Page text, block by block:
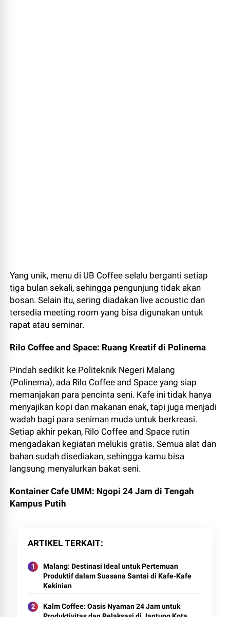
Yang unik, menu di UB Coffee selalu berganti setiap
tiga bulan sekali, sehingga pengunjung tidak akan
bosan. Selain itu, sering diadakan live acoustic dan
tersedia meeting room yang bisa digunakan untuk
rapat atau seminar.
Rilo Coffee and Space: Ruang Kreatif di Polinema
Pindah sedikit ke Politeknik Negeri Malang
(Polinema), ada Rilo Coffee and Space yang siap
memanjakan para pencinta seni. Kafe ini tidak hanya
menyajikan kopi dan makanan enak, tapi juga menjadi
wadah bagi para seniman muda untuk berkreasi.
Setiap akhir pekan, Rilo Coffee and Space rutin
mengadakan kegiatan melukis gratis. Semua alat dan
bahan sudah disediakan, sehingga kamu bisa
langsung menyalurkan bakat seni.
Kontainer Cafe UMM: Ngopi 24 Jam di Tengah
Kampus Putih
ARTIKEL TERKAIT
Malang: Destinasi Ideal untuk Pertemuan
Produktif dalam Suasana Santai di Kafe-Kafe
Kekinian
Kalm Coffee: Oasis Nyaman 24 Jam untuk